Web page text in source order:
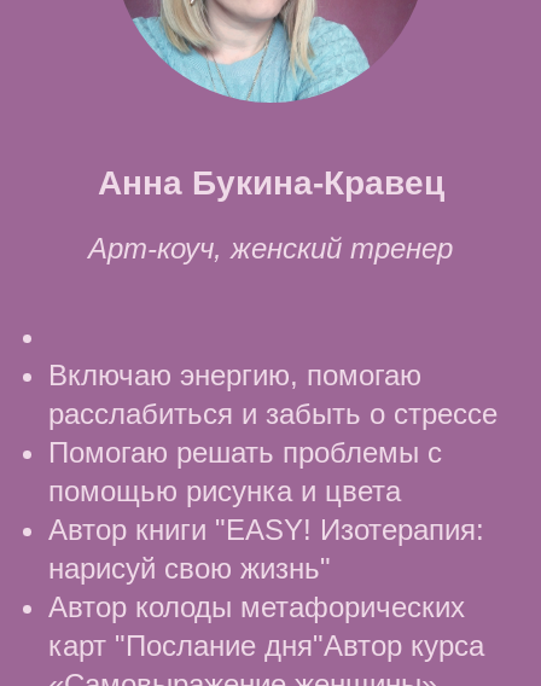
Анна Букина-Кравец
Арт-коуч, женский тренер
Включаю энергию, помогаю
расслабиться и забыть о стрессе
Помогаю решать проблемы с
помощью рисунка и цвета
Автор книги "EASY! Изотерапия:
нарисуй свою жизнь"
Автор колоды метафорических
карт "Послание дня"Автор курса